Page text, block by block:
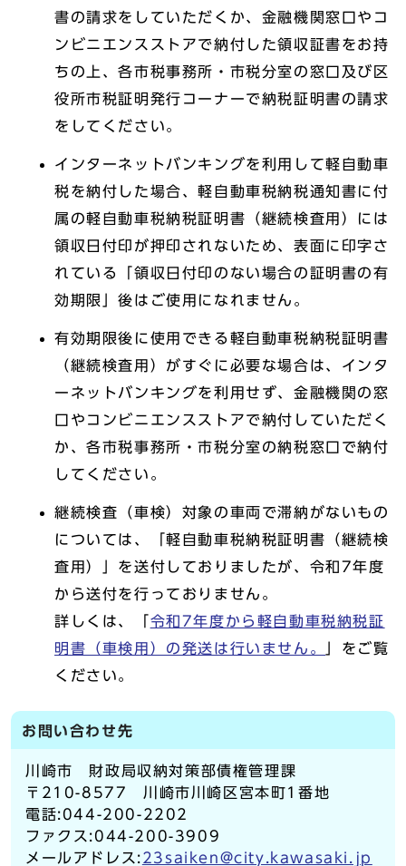
書の請求をしていただくか、金融機関窓口やコ
ンビニエンスストアで納付した領収証書をお持
ちの上、各市税事務所・市税分室の窓口及び区
役所市税証明発行コーナーで納税証明書の請求
をしてください。
インターネットバンキングを利用して軽自動車
税を納付した場合、軽自動車税納税通知書に付
属の軽自動車税納税証明書（継続検査用）には
領収日付印が押印されないため、表面に印字さ
れている「領収日付印のない場合の証明書の有
効期限」後はご使用になれません。
有効期限後に使用できる軽自動車税納税証明書
（継続検査用）がすぐに必要な場合は、インタ
ーネットバンキングを利用せず、金融機関の窓
口やコンビニエンスストアで納付していただく
か、各市税事務所・市税分室の納税窓口で納付
してください。
継続検査（車検）対象の車両で滞納がないもの
については、「軽自動車税納税証明書（継続検
査用）」を送付しておりましたが、令和7年度
から送付を行っておりません。
詳しくは、「 令和7年度から軽自動車税納税証
明書（車検用）の発送は行いません。
」をご覧
ください。
お問い合わせ先
川崎市 財政局収納対策部債権管理課
〒210-8577 川崎市川崎区宮本町1番地
電話:044-200-2202
ファクス:044-200-3909
メールアドレス:23saiken@city.kawasaki.jp